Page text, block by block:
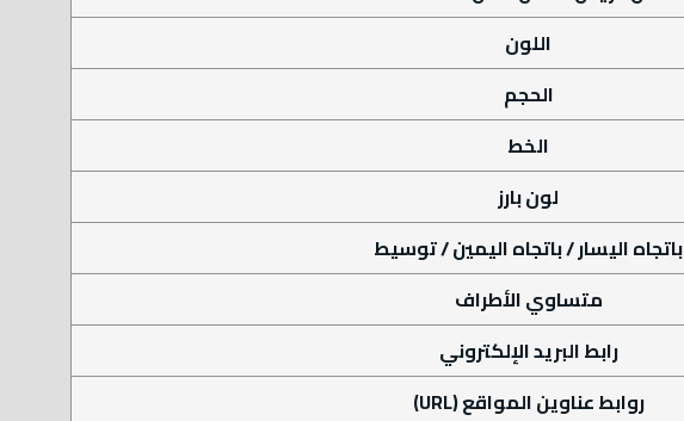
اللون
الحجم
الخط
لون بارز
باتجاه اليسار / باتجاه اليمين / توسيط
متساوي الأطراف
رابط البريد الإلكتروني
روابط عناوين المواقع (URL)